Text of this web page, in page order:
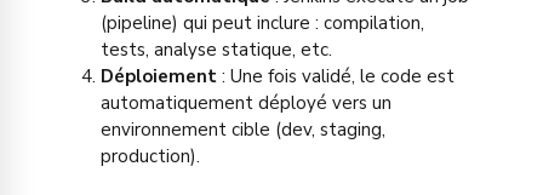
(pipeline) qui peut inclure : compilation,
tests, analyse statique, etc.
Déploiement: Une fois validé, le code est
automatiquement déployé vers un
environnement cible (dev, staging,
production).